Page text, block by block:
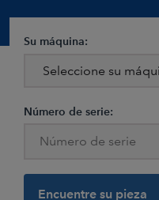
Su máquina:
Número de serie: